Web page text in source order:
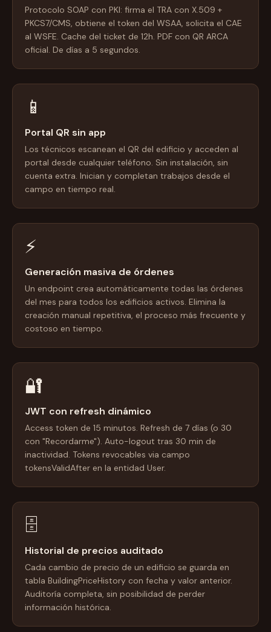
Protocolo SOAP con PKI: firma el TRA con X.509 +
PKCS7/CMS, obtiene el token del WSAA, solicita el CAE
al WSFE. Cache del ticket de 12h. PDF con QR ARCA
oficial. De días a 5 segundos.
📱
Portal QR sin app
Los técnicos escanean el QR del edificio y acceden al
portal desde cualquier teléfono. Sin instalación, sin
cuenta extra. Inician y completan trabajos desde el
campo en tiempo real.
⚡
Generación masiva de órdenes
Un endpoint crea automáticamente todas las órdenes
del mes para todos los edificios activos. Elimina la
creación manual repetitiva, el proceso más frecuente y
costoso en tiempo.
🔐
JWT con refresh dinámico
Access token de 15 minutos. Refresh de 7 días (o 30
con "Recordarme"). Auto-logout tras 30 min de
inactividad. Tokens revocables via campo
tokensValidAfter en la entidad User.
🗄️
Historial de precios auditado
Cada cambio de precio de un edificio se guarda en
tabla BuildingPriceHistory con fecha y valor anterior.
Auditoría completa, sin posibilidad de perder
información histórica.